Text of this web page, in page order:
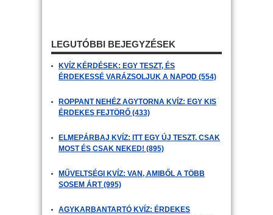
LEGUTÓBBI BEJEGYZÉSEK
KVÍZ KÉRDÉSEK: EGY TESZT, ÉS
ÉRDEKESSÉ VARÁZSOLJUK A NAPOD (554)
ROPPANT NEHÉZ AGYTORNA KVÍZ: EGY KIS
ÉRDEKES FEJTÖRŐ (433)
ELMEPÁRBAJ KVÍZ: ITT EGY ÚJ TESZT. CSAK
MOST ÉS CSAK NEKED! (895)
MŰVELTSÉGI KVÍZ: VAN, AMIBŐL A TÖBB
SOSEM ÁRT (995)
AGYKARBANTARTÓ KVÍZ: ÉRDEKES